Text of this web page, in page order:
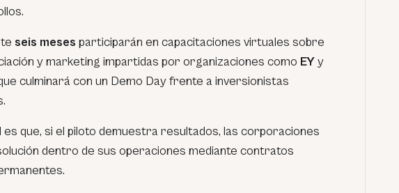
seis meses participarán en capacitaciones virtuales sobre
y marketing impartidas por organizaciones como EYy
culminará con un Demo Day frente a inversionistas
es que, si el piloto demuestra resultados, las corporaciones
dentro de sus operaciones mediante contratos